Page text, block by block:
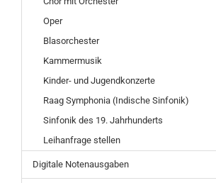
Oper
Blasorchester
Kammermusik
Kinder- und Jugendkonzerte
Raag Symphonia (Indische Sinfonik)
Sinfonik des 19. Jahrhunderts
Leihanfrage stellen
Digitale Notenausgaben